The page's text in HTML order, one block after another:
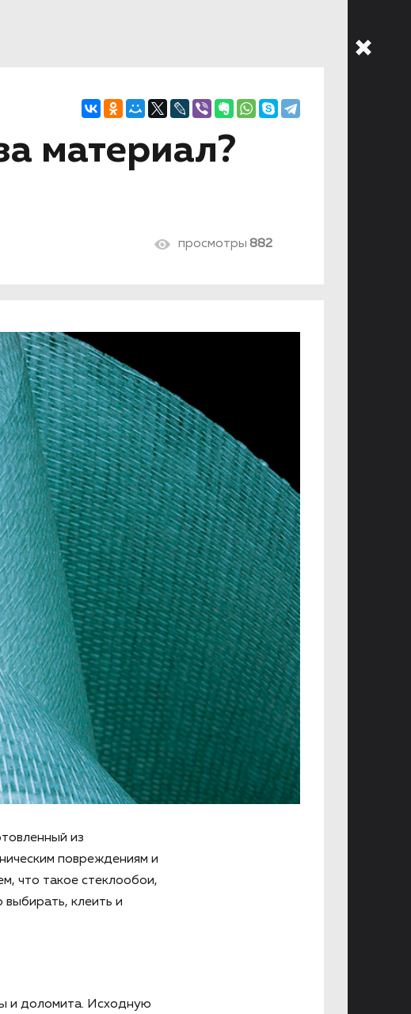
материал?
просмотры 882
из
повреждениям и
что такое стеклообои,
выбирать, клеить и
и доломита. Исходную